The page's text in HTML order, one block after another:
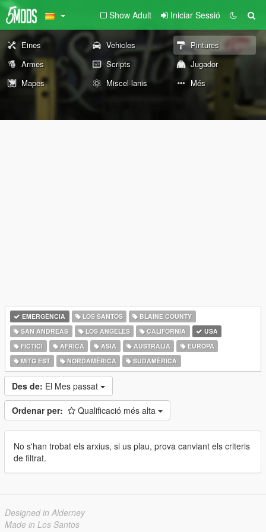
Show Adult Iniciar Sessió
Eines Vehicles
Pintures
Armes
Scripts
Jugador
Mapes
Miscel·lanis Més
EMERGÈNCIA LOS SANTOS
BLAINE COUNTY
SAN ANDREAS
LOS ANGELES CALIFORNIA
USA
FICTICI
ÀFRICA ÀSIA AUSTRÀLIA
EUROPA
MITG EST
NORDAMÈRICA SUDAMÈRICA
Des de: El Mes passat
Ordenar per: Qualificació més alta
No s'han trobat els arxius, si us plau, prova canviant els criteris
de filtrat.
Designed in Alderney
Made in Los Santos